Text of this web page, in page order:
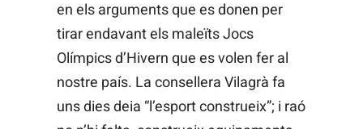
en els arguments que es donen per
tirar endavant els maleïts Jocs
Olímpics d’Hivern que es volen fer al
nostre país. La consellera Vilagrà fa
uns dies deia “l’esport construeix”; i raó